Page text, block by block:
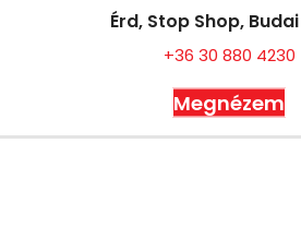
Érd, Stop Shop,
+36 30 880 4230
Megnézem